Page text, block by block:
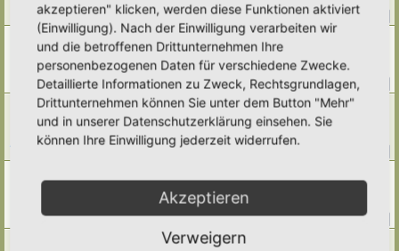
Antworten:40 1 2 3
[Weg 10-20] Trees schattiger Waldgarten mit Teich
Letzter Beitrag von Grevenstein «Di 4. Aug 2026, 16:13
Verfasst inMein Garten und ich!
Antworten: 376 1 … 35 36
[Weg 09-25] Hortus Poco Loco
Letzter Beitrag vonPoco Loco«Mo 3. Aug 2026, 22:08
Verfasst in Mein Garten und ich!
Mo 3. Aug 2026, 09:43
Umwelt, Klimawandel, Natur
Antworten:144 1 12 13 14
[Weg 11-24] Hortus Fragaria entsteht
akzeptieren" klicken, werden diese Funktionen aktiviert
(Einwilligung). Nach der Einwilligung verarbeiten wir
und die betroffenen Drittunternehmen Ihre
personenbezogenen Daten für verschiedene Zwecke.
Detaillierte Informationen zu Zweck, Rechtsgrundlagen,
Drittunternehmen können Sie unter dem Button "Mehr"
und in unserer Datenschutzerklärung einsehen. Sie
können Ihre Einwilligung jederzeit widerrufen.
Akzeptieren
Verweigern